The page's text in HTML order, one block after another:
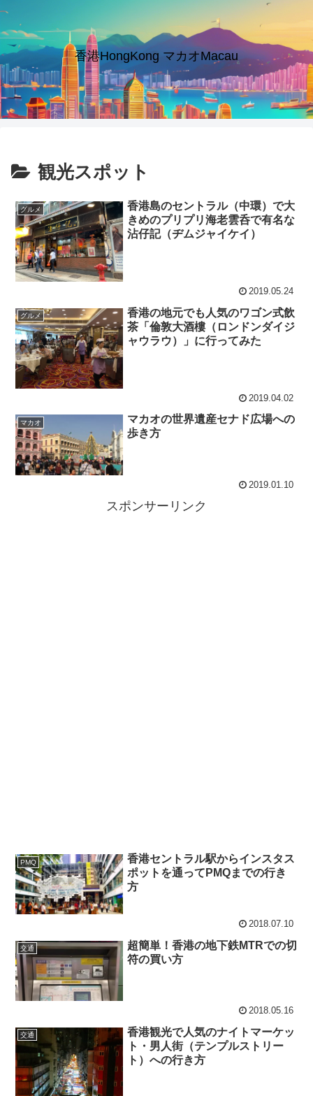
香港HongKong マカオMacau
観光スポット
グルメ
香港島のセントラル（中環）で大
きめのプリプリ海老雲呑で有名な
沾仔記（ヂムジャイケイ）
2019.05.24
グルメ
香港の地元でも人気のワゴン式飲
茶「倫敦大酒樓（ロンドンダイジ
ャウラウ）」に行ってみた
2019.04.02
マカオ
マカオの世界遺産セナド広場への
歩き方
2019.01.10
スポンサーリンク
PMQ
香港セントラル駅からインスタス
ポットを通ってPMQまでの行き
方
2018.07.10
交通
超簡単！香港の地下鉄MTRでの切
符の買い方
2018.05.16
交通
香港観光で人気のナイトマーケッ
ト・男人街（テンプルストリー
ト）への行き方